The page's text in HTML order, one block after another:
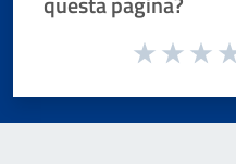
Valuta da 1 a 5 stelle la pagina